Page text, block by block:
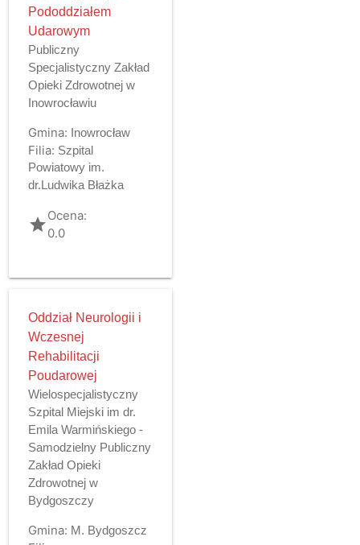
Pododdziałem
Udarowym
Publiczny
Specjalistyczny Zakład
Opieki Zdrowotnej w
Inowrocławiu
Gmina: Inowrocław
Filia: Szpital
Powiatowy im.
dr.Ludwika Błażka
gradeOcena:
0.0
Oddział Neurologii i
Wczesnej
Rehabilitacji
Poudarowej
Wielospecjalistyczny
Szpital Miejski im dr.
Emila Warmińskiego -
Samodzielny Publiczny
Zakład Opieki
Zdrowotnej w
Bydgoszczy
Gmina: M. Bydgoszcz